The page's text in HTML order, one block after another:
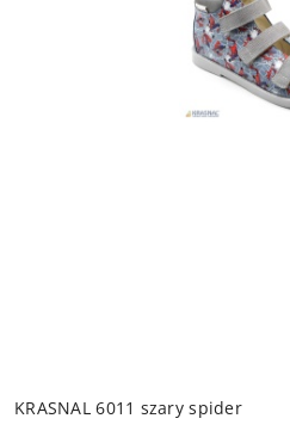
KRASNAL 6011 szary spider